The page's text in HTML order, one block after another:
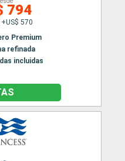
794
570
Premium
refinada
incluidas